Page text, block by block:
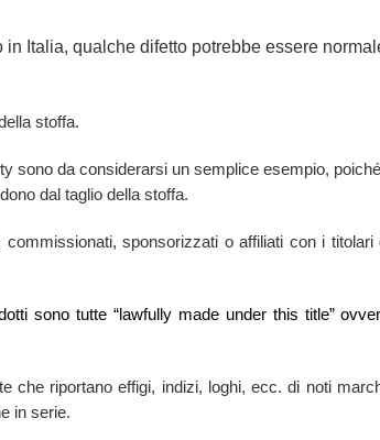
in Italia, qualche difetto potrebbe essere
stoffa.
sono da considerarsi un semplice esempio,
dal taglio della stoffa.
sponsorizzati o affiliati con i
sono tutte “lawfully made under this title”
che riportano effigi, indizi, loghi, ecc. di noti
in serie.